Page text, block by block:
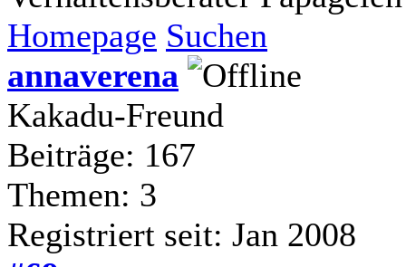
Homepage Suchen
annaverena
Kakadu-Freund
Beiträge: 167
Themen: 3
Registriert seit: Jan 2008